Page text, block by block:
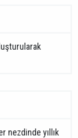
nezdinde yıllık